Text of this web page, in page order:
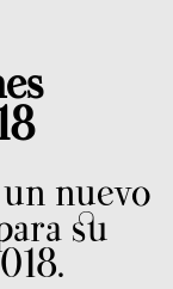
nuevo
su